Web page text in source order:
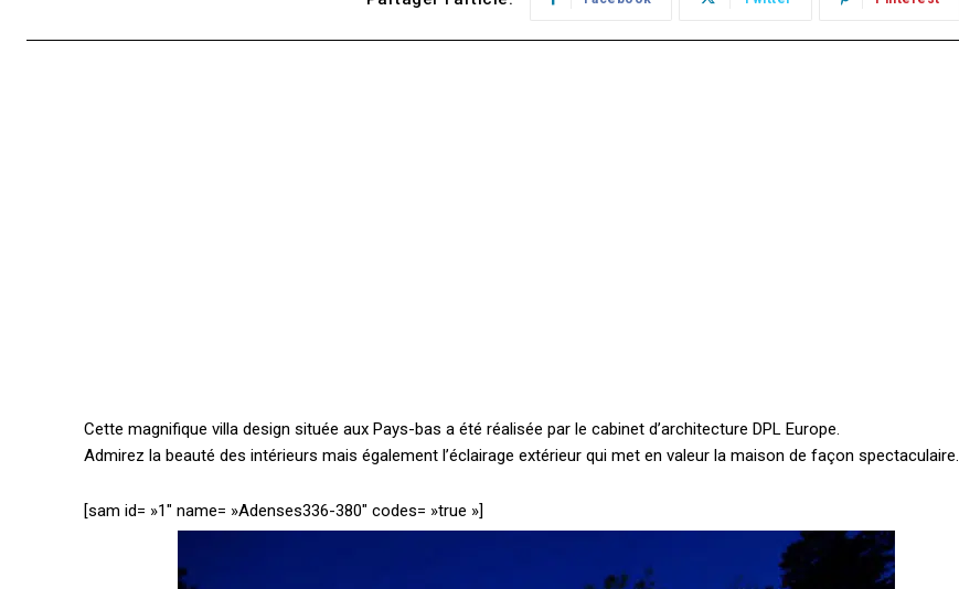
Cette magnifique villa design située aux Pays-bas a été réalisée par le cabinet d’architecture DPL Europe.
Admirez la beauté des intérieurs mais également l’éclairage extérieur qui met en valeur la maison de façon spectaculaire.
[sam id= »1″ name= »Adenses336-380″ codes= »true »]